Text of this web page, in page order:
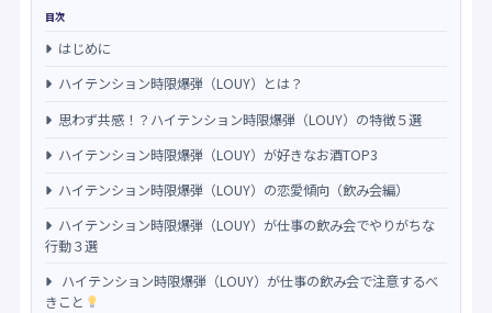
目次
はじめに
ハイテンション時限爆弾（LOUY）とは？
思わず共感！？ハイテンション時限爆弾（LOUY）の特徴５選
ハイテンション時限爆弾（LOUY）が好きなお酒TOP3
ハイテンション時限爆弾（LOUY）の恋愛傾向（飲み会編）
ハイテンション時限爆弾（LOUY）が仕事の飲み会でやりがちな
行動３選
ハイテンション時限爆弾（LOUY）が仕事の飲み会で注意するべ
きこと